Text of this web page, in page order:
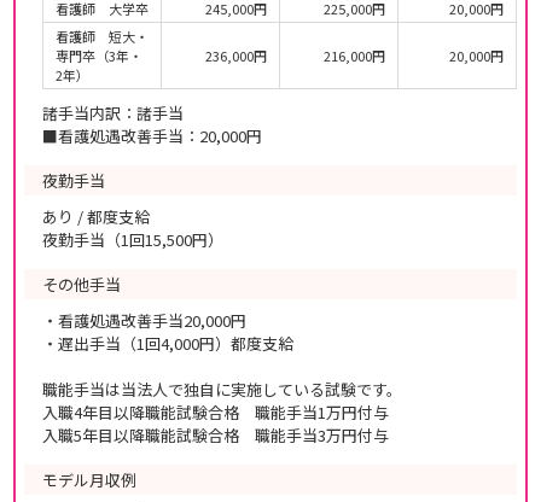
看護師 大学卒
245,000円 225,000円
20,000円
看護師 短大・
専門卒（3年・
2年）
236,000円 216,000円 20,000円
諸手当内訳：諸手当
■看護処遇改善手当：20,000円
夜勤手当
あり / 都度支給
夜勤手当（1回15,500円）
その他手当
・看護処遇改善手当20,000円
・遅出手当（1回4,000円）都度支給
職能手当は当法人で独自に実施している試験です。
入職4年目以降職能試験合格 職能手当1万円付与
入職5年目以降職能試験合格 職能手当3万円付与
モデル月収例